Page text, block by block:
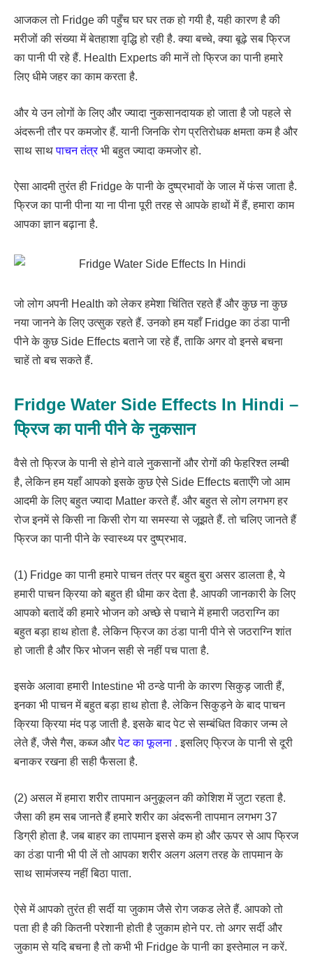
आजकल तो Fridge की पहुँच घर घर तक हो गयी है, यही कारण है की
मरीजों की संख्या में बेतहाशा वृद्धि हो रही है. क्या बच्चे, क्या बूढ़े सब फ्रिज
का पानी पी रहे हैं. Health Experts की मानें तो फ्रिज का पानी हमारे
लिए धीमे जहर का काम करता है.
और ये उन लोगों के लिए और ज्यादा नुकसानदायक हो जाता है जो पहले से
अंदरूनी तौर पर कमजोर हैं. यानी जिनकि रोग प्रतिरोधक क्षमता कम है और
साथ साथपाचन तंत्रभी बहुत ज्यादा कमजोर हो.
ऐसा आदमी तुरंत ही Fridge के पानी के दुष्प्रभावों के जाल में फंस जाता है.
फ्रिज का पानी पीना या ना पीना पूरी तरह से आपके हाथों में हैं, हमारा काम
आपका ज्ञान बढ़ाना है.
जो लोग अपनी Health को लेकर हमेशा चिंतित रहते हैं और कुछ ना कुछ
नया जानने के लिए उत्सुक रहते हैं. उनको हम यहाँ Fridge का ठंडा पानी
पीने के कुछ Side Effects बताने जा रहे हैं, ताकि अगर वो इनसे बचना
चाहें तो बच सकते हैं.
Fridge Water Side Effects In Hindi –
फ्रिज का पानी पीने के नुकसान
वैसे तो फ्रिज के पानी से होने वाले नुकसानों और रोगों की फेहरिश्त लम्बी
है, लेकिन हम यहाँ आपको इसके कुछ ऐसे Side Effects बताएँगे जो आम
आदमी के लिए बहुत ज्यादा Matter करते हैं. और बहुत से लोग लगभग हर
रोज इनमें से किसी ना किसी रोग या समस्या से जूझते हैं. तो चलिए जानते हैं
फ्रिज का पानी पीने के स्वास्थ्य पर दुष्प्रभाव.
(1) Fridge का पानी हमारे पाचन तंत्र पर बहुत बुरा असर डालता है, ये
हमारी पाचन क्रिया को बहुत ही धीमा कर देता है. आपकी जानकारी के लिए
आपको बतादें की हमारे भोजन को अच्छे से पचाने में हमारी जठराग्नि का
बहुत बड़ा हाथ होता है. लेकिन फ्रिज का ठंडा पानी पीने से जठराग्नि शांत
हो जाती है और फिर भोजन सही से नहीं पच पाता है.
इसके अलावा हमारी Intestine भी ठन्डे पानी के कारण सिकुड़ जाती हैं,
इनका भी पाचन में बहुत बड़ा हाथ होता है. लेकिन सिकुड़ने के बाद पाचन
क्रिया क्रिया मंद पड़ जाती है. इसके बाद पेट से सम्बंधित विकार जन्म ले
लेते हैं, जैसे गैस, कब्ज औरपेट का फूलना . इसलिए फ्रिज के पानी से दूरी
बनाकर रखना ही सही फैसला है.
(2) असल में हमारा शरीर तापमान अनुकूलन की कोशिश में जुटा रहता है.
जैसा की हम सब जानते हैं हमारे शरीर का अंदरूनी तापमान लगभग 37
डिग्री होता है. जब बाहर का तापमान इससे कम हो और ऊपर से आप फ्रिज
का ठंडा पानी भी पी लें तो आपका शरीर अलग अलग तरह के तापमान के
साथ सामंजस्य नहीं बिठा पाता.
ऐसे में आपको तुरंत ही सर्दी या जुकाम जैसे रोग जकड लेते हैं. आपको तो
पता ही है की कितनी परेशानी होती है जुकाम होने पर. तो अगर सर्दी और
जुकाम से यदि बचना है तो कभी भी Fridge के पानी का इस्तेमाल न करें.